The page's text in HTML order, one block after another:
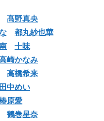
髙野真央
都丸紗也華
十味
崎かなみ
高橋希来
田中めい
原愛
鶴巻星奈